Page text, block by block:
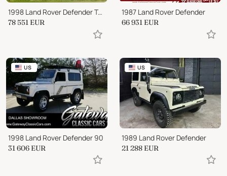
1998 Land Rover Defender Td5 2.5L 5-Cyl Turbo Diesel
78 551 EUR
1987 Land Rover Defender
66 931 EUR
US
1998 Land Rover Defender 90
31 606 EUR
US
1989 Land Rover Defender
21 288 EUR